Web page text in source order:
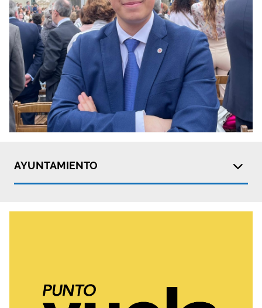
AYUNTAMIENTO